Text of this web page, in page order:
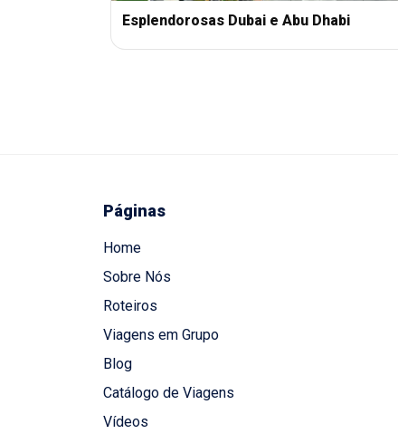
Esplendorosas Dubai e Abu Dhabi
Páginas
Home
Sobre Nós
Roteiros
Viagens em Grupo
Blog
Catálogo de Viagens
Vídeos